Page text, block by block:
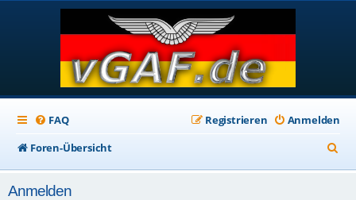
FAQ Anmelden
Registrieren
Foren-Übersicht
u
Anmelden